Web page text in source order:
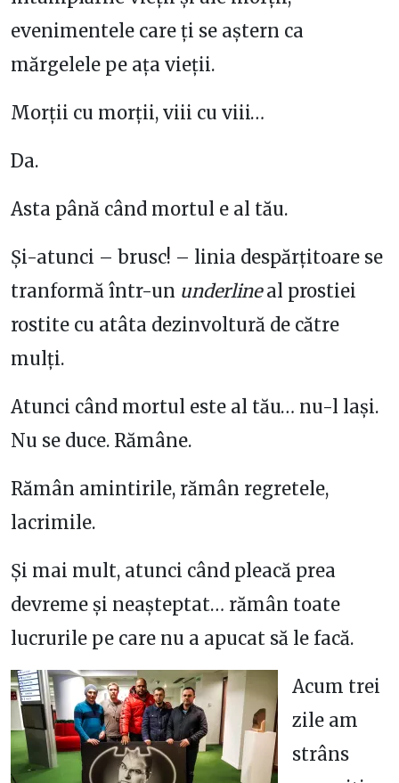
evenimentele care ți se aștern ca
mărgelele pe ața vieții.
Morții cu morții, viii cu viii…
Da.
Asta până când mortul e al tău.
Și-atunci – brusc! – linia despărțitoare se
tranformă într-un underlineal prostiei
rostite cu atâta dezinvoltură de către
mulți.
Atunci când mortul este al tău… nu-l lași.
Nu se duce. Rămâne.
Rămân amintirile, rămân regretele,
lacrimile.
Și mai mult, atunci când pleacă prea
devreme și neașteptat… rămân toate
lucrurile pe care nu a apucat să le facă.
Acum trei
zile am
strâns